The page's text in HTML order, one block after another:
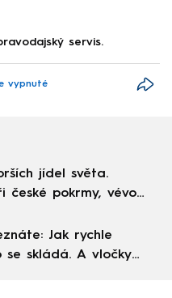
servis.
vypnuté
jídel světa.
české pokrmy, vévodí
Jak rychle
skládá. A vločky